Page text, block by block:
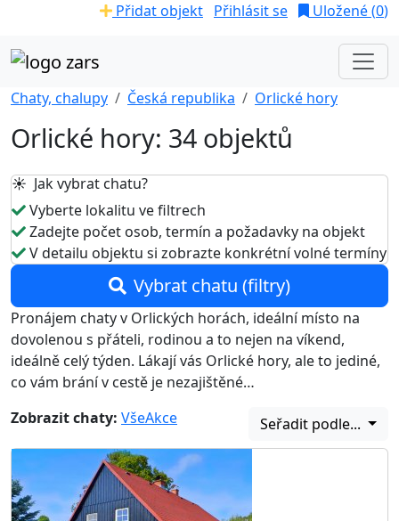
Přidat objekt Přihlásit se Uložené (0)
Chaty, chalupy Česká republika Orlické hory
Orlické hory: 34 objektů
☀️ Jak vybrat chatu?
Vyberte lokalitu ve filtrech
Zadejte počet osob, termín a požadavky na objekt
V detailu objektu si zobrazte konkrétní volné termíny
Vybrat chatu (filtry)
Pronájem chaty v Orlických horách, ideální místo na
dovolenou s přáteli, rodinou a to nejen na víkend,
ideálně celý týden. Lákají vás Orlické hory, ale to jediné,
co vám brání v cestě je nezajištěné…
Zobrazit chaty: VšeAkce Seřadit podle...